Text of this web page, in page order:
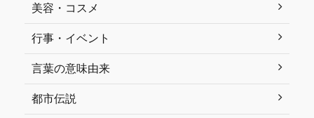
美容・コスメ
行事・イベント
言葉の意味由来
都市伝説